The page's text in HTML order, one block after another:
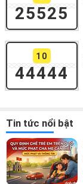
25525
10
44444
Tin tức nổi bật